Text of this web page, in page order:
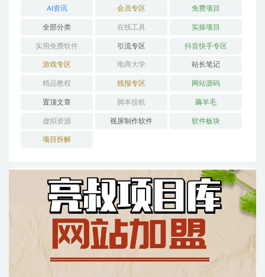
AI资讯 会员专区 免费项目
全部分类 在线工具 实操项目
实用免费软件 引流专区 抖音快手专区
游戏专区 电商大学 站长笔记
精品教程 线报专区 网站源码
置顶文章 脚本挂机 薅羊毛
虚拟资源 视屏制作软件 软件板块
项目拆解